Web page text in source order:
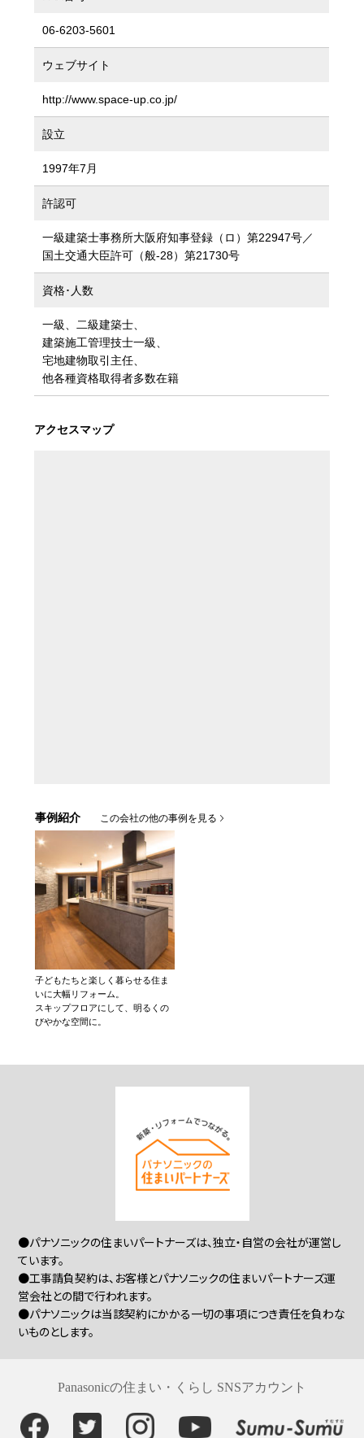
06-6203-5601
ウェブサイト
http://www.space-up.co.jp/
設立
1997年7月
許認可
一級建築士事務所大阪府知事登録（ロ）第22947号／
国土交通大臣許可（般-28）第21730号
資格･人数
一級、二級建築士、
建築施工管理技士一級、
宅地建物取引主任、
他各種資格取得者多数在籍
アクセスマップ
事例紹介 この会社の他の事例を見る
子どもたちと楽しく暮らせる住ま
いに大幅リフォーム。
スキップフロアにして、明るくの
びやかな空間に。
●パナソニックの住まいパートナーズは、独立・自営の会社が運営し
ています。
●工事請負契約は、お客様とパナソニックの住まいパートナーズ運
営会社との間で行われます。
●パナソニックは当該契約にかかる一切の事項につき責任を負わな
いものとします。
Panasonicの住まい・くらし SNSアカウント